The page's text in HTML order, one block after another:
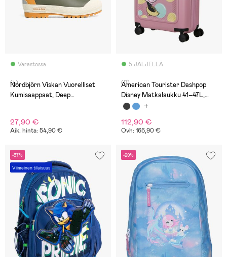
Varastossa
(4)
Nordbjörn Viskan Vuorelliset
Kumisaappaat, Deep
27,90 €
Aik. hinta: 54,90 €
5 JÄLJELLÄ
(0)
American Tourister Dashpop
Disney Matkalaukku 41–47L,
Minnie Bubbles
112,90 €
Ovh: 165,90 €
-37%
Viimeinen tilaisuus
-29%